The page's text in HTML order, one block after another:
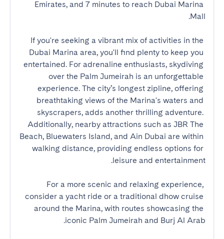
Emirates, and 7 minutes to reach Dubai Marina
If you're seeking a vibrant mix of activities in the
Dubai Marina area, you'll find plenty to keep you
entertained. For adrenaline enthusiasts, skydiving
over the Palm Jumeirah is an unforgettable
experience. The city’s longest zipline, offering
breathtaking views of the Marina's waters and
skyscrapers, adds another thrilling adventure.
Additionally, nearby attractions such as JBR The
Beach, Bluewaters Island, and Ain Dubai are within
walking distance, providing endless options for
For a more scenic and relaxing experience,
consider a yacht ride or a traditional dhow cruise
around the Marina, with routes showcasing the